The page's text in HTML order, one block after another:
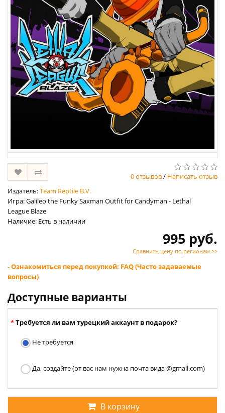
0 отзывов/ Написать отзыв
Издатель:Team Reptile B.V.
Игра: Galileo the Funky Saxman Outfit for Candyman - Lethal
League Blaze
Наличие: Есть в наличии
995 руб.
Сравнить цену по регионам >>
- Ознакомиться перед покупкой: FAQ (Часто задаваемые
вопросы)
Доступные варианты
Требуется ли вам турецкий аккаунт в подарок?
Не требуется
Да, создайте (от вас нам нужна почта вида @gmail.com)
В корзину